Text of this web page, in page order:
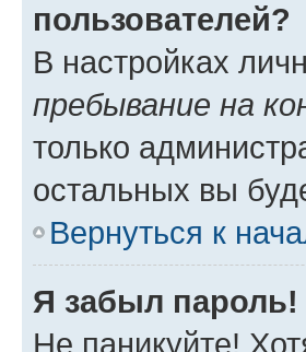
пользователей?
В настройках
пребывание на
только
остальных вы
Вернуться к
Я забыл пароль!
Не паникуйте!